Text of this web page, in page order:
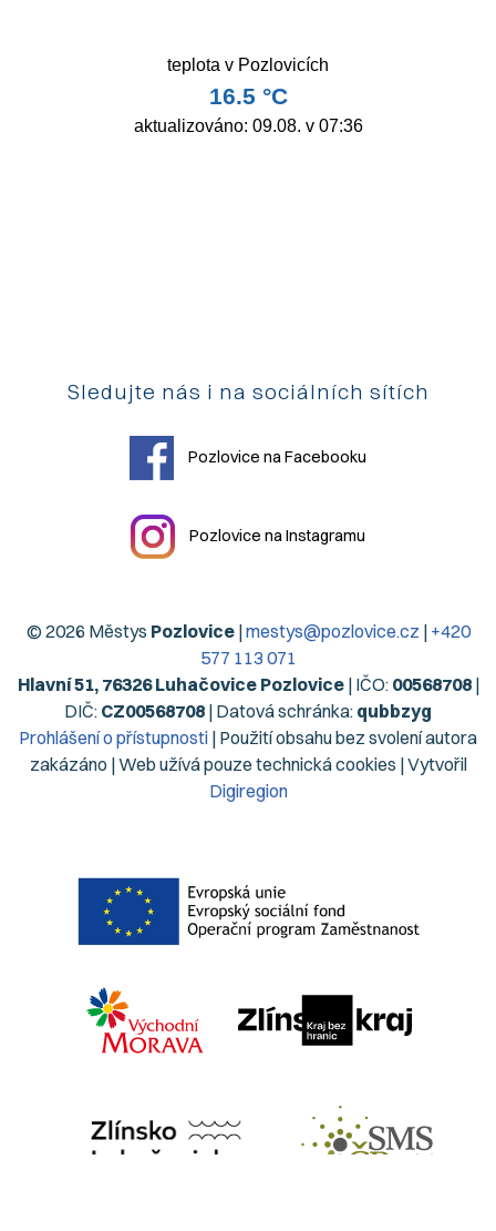
Sledujte nás i na sociálních sítích
Pozlovice na Facebooku
Pozlovice na Instagramu
© 2026 Městys Pozlovice|mestys@pozlovice.cz | +420
577 113 071
Hlavní 51, 76326 Luhačovice Pozlovice| IČO: 00568708|
DIČ: CZ00568708 | Datová schránka: qubbzyg
Prohlášení o přístupnosti | Použití obsahu bez svolení autora
zakázáno | Web užívá pouze technická cookies | Vytvořil
Digiregion